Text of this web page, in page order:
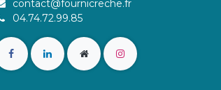
contact@fournicreche.fr
04.74.72.99.85